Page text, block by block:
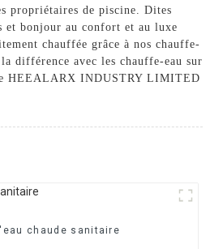
propriétaires de piscine. Dites
et bonjour au confort et au luxe
chauffée grâce à nos chauffe-
différence avec les chauffe-eau sur
HEEALARX INDUSTRY LIMITED
chaude sanitaire